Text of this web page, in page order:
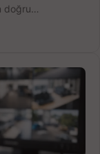
doğru